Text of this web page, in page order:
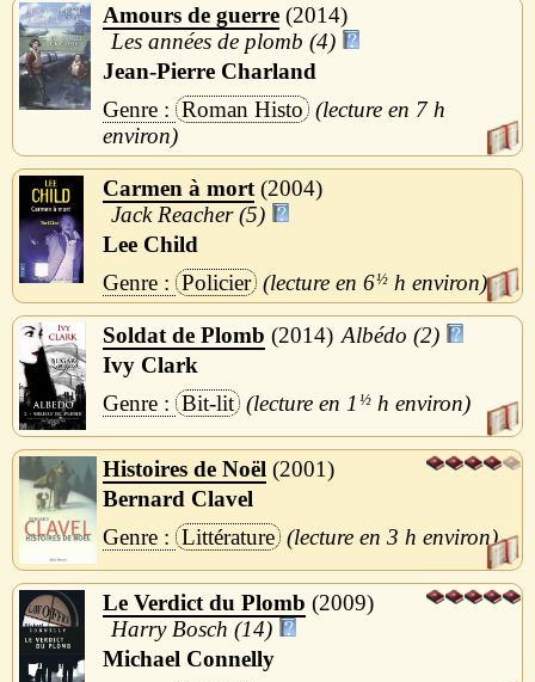
Amours de guerre 2014
Les années de plomb (4)
Jean-Pierre Charland
Roman Histo
7 h
Carmen à mort 2004
Jack Reacher (5)
Lee Child
Policier
6½ h
Soldat de Plomb 2014
Albédo (2)
Ivy Clark
Bit-lit
1 ½ h
Histoires de Noël
2001
Bernard Clavel
Littérature
3 h
Le Verdict du Plomb
2009
Harry Bosch (14)
Michael Connelly